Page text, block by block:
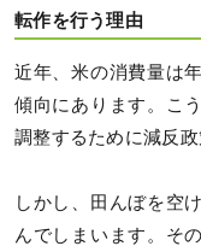
転作を行う理由
近年、米の消費量は
傾向にあります。こ
調整するために減反政
しかし、田んぼを空
んでしまいます。そ